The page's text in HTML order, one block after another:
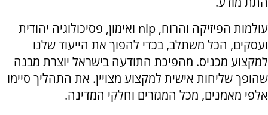
עולמות הפיזיקה והרוח, nlp ואימון, פסיכולוגיה יהודית
ועסקים, הכל משתלב, בכדי להפוך את הייעוד שלנו
למקצוע מכניס. מהפיכת התודעה בישראל יוצרת מבנה
שהופך שליחות אישית למקצוע מצויין. את התהליך סיימו
אלפי מאמנים, מכל המגזרים וחלקי המדינה.